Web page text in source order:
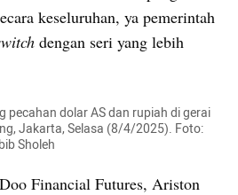
keseluruhan, ya pemerintah
dengan seri yang lebih
pecahan dolar AS dan rupiah di gerai
Jakarta, Selasa (8/4/2025). Foto:
Sholeh
Financial Futures, Ariston